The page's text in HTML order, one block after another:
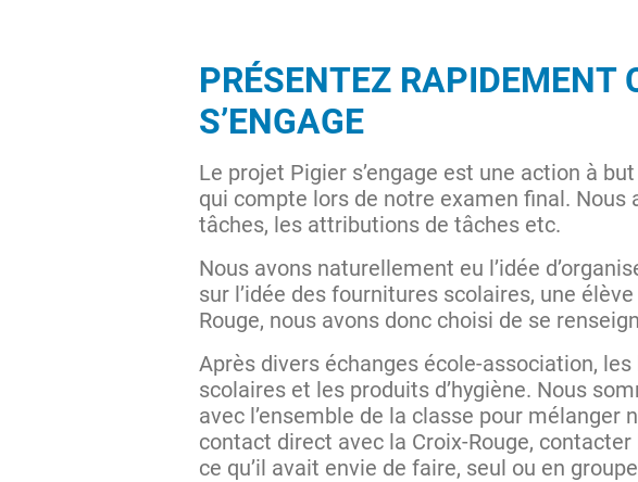
PRÉSENTEZ RAPIDEMENT
S’ENGAGE
Le projet Pigier s’engage est une action à
qui compte lors de notre examen final.
tâches, les attributions de tâches etc.
Nous avons naturellement eu l’idée
sur l’idée des fournitures scolaires, une
Rouge, nous avons donc choisi de se
Après divers échanges école-association,
scolaires et les produits d’hygiène. Nous
avec l’ensemble de la classe pour
contact direct avec la Croix-Rouge,
ce qu’il avait envie de faire, seul ou en